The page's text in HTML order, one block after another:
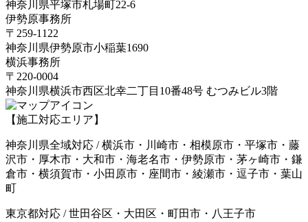
神奈川県平塚市札場町22-6
伊勢原事務所
〒259-1122
神奈川県伊勢原市⼩稲葉1690
横浜事務所
〒220-0004
神奈川県横浜市西区北幸二丁目10番48号 むつみビル3階
【施工対応エリア】
神奈川県全域対応 / 横浜市・川崎市・相模原市・平塚市・藤
沢市・厚木市・大和市・海老名市・伊勢原市・茅ヶ崎市・鎌
倉市・横須賀市・小田原市・座間市・綾瀬市・逗子市・葉山
町
東京都対応 / 世田谷区・大田区・町田市・八王子市